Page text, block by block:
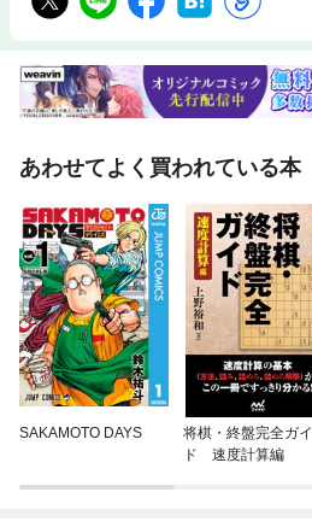
あわせてよく買われている本
SAKAMOTO DAYS
将棋・終盤完全ガイ
ド 速度計算編